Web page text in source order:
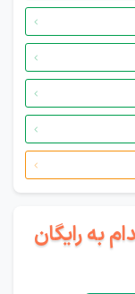
به رایگان